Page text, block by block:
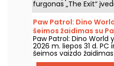
nemokamas.
furgonas „The Exit“
įsilaužimui, kurio
Paw Patrol: Dino
šeimos žaidimas su
dinozaurais
Paw Patrol: Dino World
2026 m. liepos 31 d. PC
šeimos vaizdo
Šunų patruliu į salą,